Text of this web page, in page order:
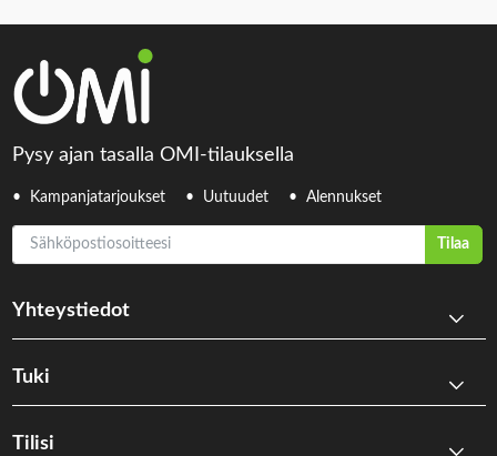
Pysy ajan tasalla OMI-tilauksella
Kampanjatarjoukset Uutuudet Alennukset
Sähköpostiosoitteesi
Tilaa
Yhteystiedot
Tuki
Tilisi